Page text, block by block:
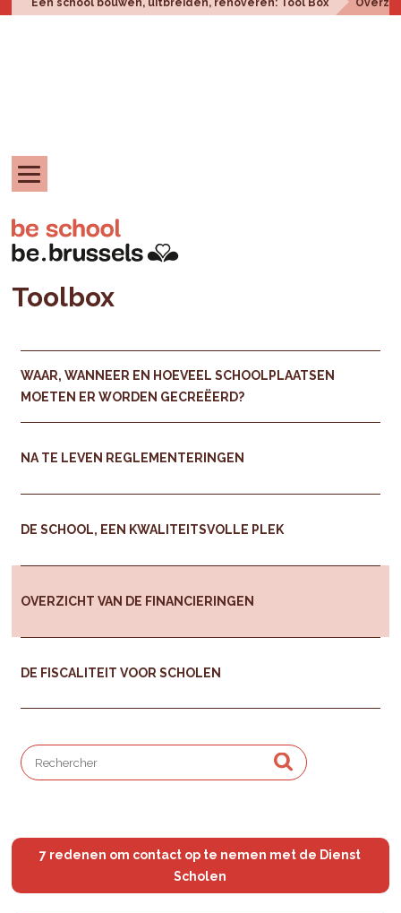
Een school bouwen, uitbreiden, renoveren: Tool Box
Toolbox
WAAR, WANNEER EN HOEVEEL SCHOOLPLAATSEN
MOETEN ER WORDEN GECREËERD?
NA TE LEVEN REGLEMENTERINGEN
DE SCHOOL, EEN KWALITEITSVOLLE PLEK
OVERZICHT VAN DE FINANCIERINGEN
DE FISCALITEIT VOOR SCHOLEN
7 redenen om contact op te nemen met de Dienst
Scholen